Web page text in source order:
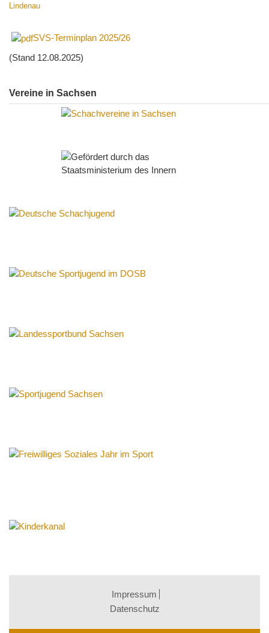
Lindenau
SVS-Terminplan 2025/26
(Stand 12.08.2025)
Vereine in Sachsen
Impressum
Datenschutz